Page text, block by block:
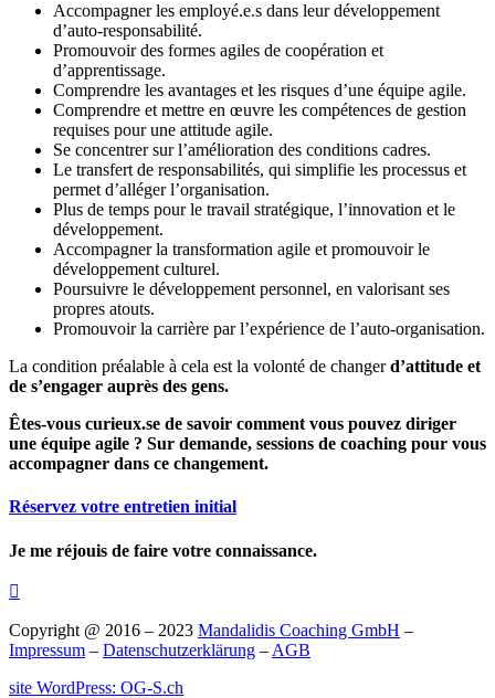
Accompagner les employé.e.s dans leur développement
d’auto-responsabilité.
Promouvoir des formes agiles de coopération et
d’apprentissage.
Comprendre les avantages et les risques d’une équipe agile.
Comprendre et mettre en œuvre les compétences de gestion
requises pour une attitude agile.
Se concentrer sur l’amélioration des conditions cadres.
Le transfert de responsabilités, qui simplifie les processus et
permet d’alléger l’organisation.
Plus de temps pour le travail stratégique, l’innovation et le
développement.
Accompagner la transformation agile et promouvoir le
développement culturel.
Poursuivre le développement personnel, en valorisant ses
propres atouts.
Promouvoir la carrière par l’expérience de l’auto-organisation.
La condition préalable à cela est la volonté de changerd’attitude et
de s’engager auprès des gens.
Êtes-vous curieux.se de savoir comment vous pouvez diriger
une équipe agile ? Sur demande, sessions de coaching pour vous
accompagner dans ce changement.
Réservez votre entretien initial
Je me réjouis de faire votre connaissance.

Copyright @ 2016 – 2023 Mandalidis Coaching GmbH –
Impressum – Datenschutzerklärung – AGB
site WordPress: OG-S.ch